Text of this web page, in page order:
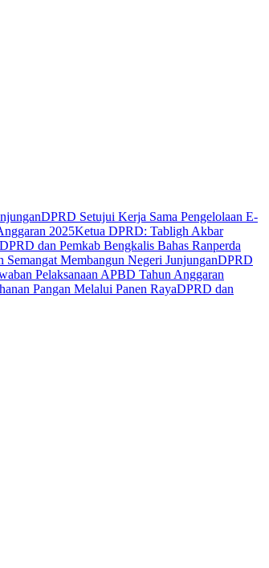
DPRD Setujui Kerja Sama Pengelolaan E-
2025Ketua DPRD: Tabligh Akbar
DPRD dan Pemkab Bengkalis Bahas Ranperda
Membangun Negeri JunjunganDPRD
Pelaksanaan APBD Tahun Anggaran
Pangan Melalui Panen RayaDPRD dan